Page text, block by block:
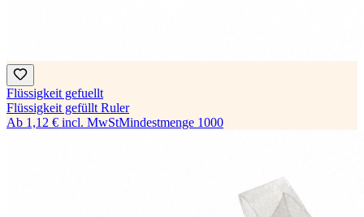
Flüssigkeit gefuellt
Flüssigkeit gefüllt Ruler
Ab 1,12 € incl. MwStMindestmenge 1000